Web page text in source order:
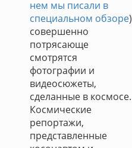
нем мы писали в
специальном обзоре)
совершенно
потрясающе
смотрятся
фотографии и
видеосюжеты,
сделанные в космосе.
Космические
репортажи,
представленные